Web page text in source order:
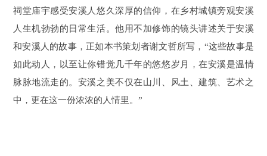
祠堂庙宇感受安溪人悠久深厚的信仰，在乡村城镇旁观安溪
人生机勃勃的日常生活。他用不加修饰的镜头讲述关于安溪
和安溪人的故事，正如本书策划者谢文哲所写，“这些故事是
如此动人，以至让你错觉几千年的悠悠岁月，在安溪是温情
脉脉地流走的。安溪之美不仅在山川、风土、建筑、艺术之
中，更在这一份浓浓的人情里。”